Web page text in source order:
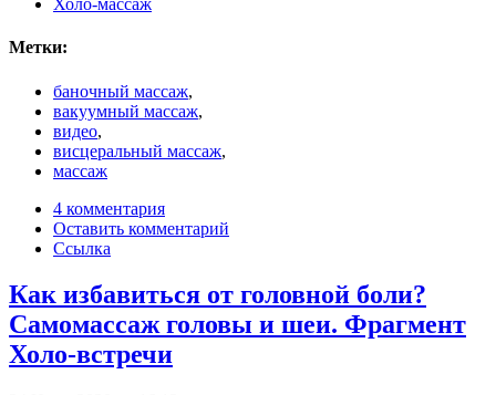
Холо-массаж
Метки:
баночный массаж,
вакуумный массаж,
видео,
висцеральный массаж,
массаж
4 комментария
Оставить комментарий
Ссылка
Как избавиться от головной боли?
Самомассаж головы и шеи. Фрагмент
Холо-встречи